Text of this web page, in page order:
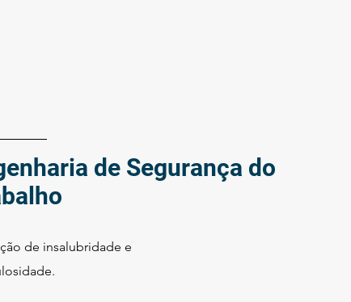
de Segurança do
de insalubridade e